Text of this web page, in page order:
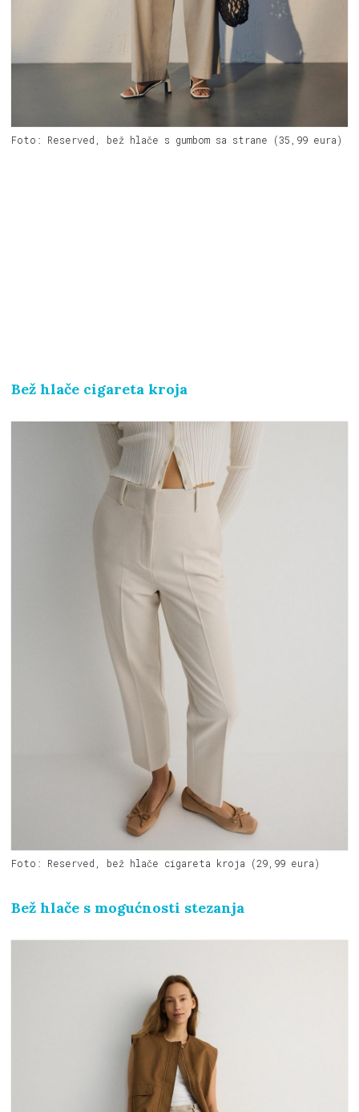
Foto: Reserved, bež hlače s gumbom sa strane (35,99 eura)
Bež hlače cigareta kroja
Foto: Reserved, bež hlače cigareta kroja (29,99 eura)
Bež hlače s mogućnosti stezanja